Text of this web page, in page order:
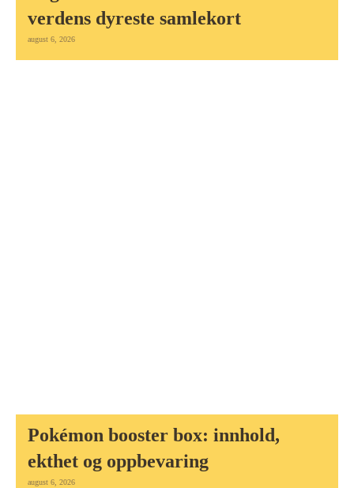
verdens dyreste samlekort
august 6, 2026
Pokémon booster box: innhold,
ekthet og oppbevaring
august 6, 2026